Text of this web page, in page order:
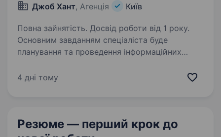
Джоб Хант, Агенція Київ
Повна зайнятість. Досвід роботи від 1 року.
Основним завданням спеціаліста буде
планування та проведення інформаційних
контенту для різних каналів комунікації,
4 дні тому
Резюме — перший крок до